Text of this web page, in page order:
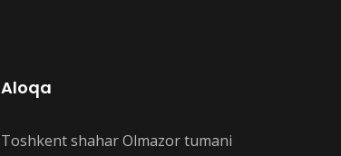
Aloqa
Toshkent shahar Olmazor tumani